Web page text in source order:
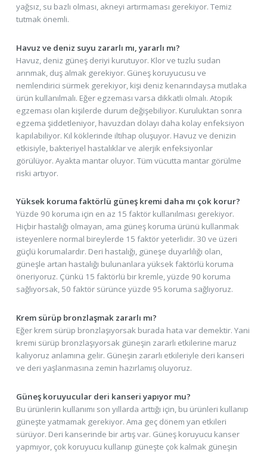
yağsız, su bazlı olması, akneyi artırmaması gerekiyor. Temiz
tutmak önemli.
Havuz ve deniz suyu zararlı mı, yararlı mı?
Havuz, deniz güneş deriyi kurutuyor. Klor ve tuzlu sudan
arınmak, duş almak gerekiyor. Güneş koruyucusu ve
nemlendirici sürmek gerekiyor, kişi deniz kenarındaysa mutlaka
ürün kullanılmalı. Eğer egzeması varsa dikkatli olmalı. Atopik
egzeması olan kişilerde durum değişebiliyor. Kuruluktan sonra
egzema şiddetleniyor, havuzdan dolayı daha kolay enfeksiyon
kapılabiliyor. Kıl köklerinde iltihap oluşuyor. Havuz ve denizin
etkisiyle, bakteriyel hastalıklar ve alerjik enfeksiyonlar
görülüyor. Ayakta mantar oluyor. Tüm vücutta mantar görülme
riski artıyor.
Yüksek koruma faktörlü güneş kremi daha mı çok korur?
Yüzde 90 koruma için en az 15 faktör kullanılması gerekiyor.
Hiçbir hastalığı olmayan, ama güneş koruma ürünü kullanmak
isteyenlere normal bireylerde 15 faktör yeterlidir. 30 ve üzeri
güçlü korumalardır. Deri hastalığı, güneşe duyarlılığı olan,
güneşle artan hastalığı bulunanlara yüksek faktörlü koruma
öneriyoruz. Çünkü 15 faktörlü bir kremle, yüzde 90 koruma
sağlıyorsak, 50 faktör sürünce yüzde 95 koruma sağlıyoruz.
Krem sürüp bronzlaşmak zararlı mı?
Eğer krem sürüp bronzlaşıyorsak burada hata var demektir. Yani
kremi sürüp bronzlaşıyorsak güneşin zararlı etkilerine maruz
kalıyoruz anlamına gelir. Güneşin zararlı etkileriyle deri kanseri
ve deri yaşlanmasına zemin hazırlamış oluyoruz.
Güneş koruyucular deri kanseri yapıyor mu?
Bu ürünlerin kullanımı son yıllarda arttığı için, bu ürünleri kullanıp
güneşte yatmamak gerekiyor. Ama geç dönem yan etkileri
sürüyor. Deri kanserinde bir artış var. Güneş koruyucu kanser
yapmıyor, çok koruyucu kullanıp güneşte çok kalmak güneşin